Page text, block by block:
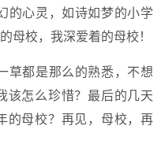
的心灵，如诗如梦的小学
母校，我深爱着的母校！
草都是那么的熟悉，不想
该怎么珍惜？最后的几天
的母校？再见，母校，再